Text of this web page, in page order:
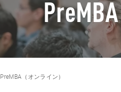
PreMBA
PreMBA（オンライン）